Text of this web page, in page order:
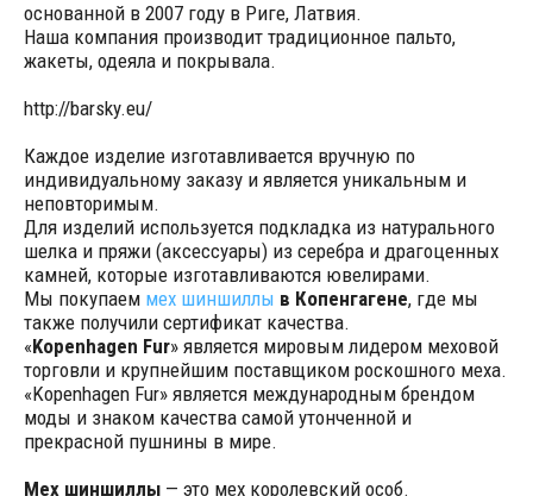
основанной в 2007 году в Риге, Латвия.
Наша компания производит традиционное пальто,
жакеты, одеяла и покрывала.
http://barsky.eu/
Каждое изделие изготавливается вручную по
индивидуальному заказу и является уникальным и
неповторимым.
Для изделий используется подкладка из натурального
шелка и пряжи (аксессуары) из серебра и драгоценных
камней, которые изготавливаются ювелирами.
Мы покупаем мех шиншиллы в Копенгагене, где мы
также получили сертификат качества.
«Kopenhagen Fur» является мировым лидером меховой
торговли и крупнейшим поставщиком роскошного меха.
«Kopenhagen Fur» является международным брендом
моды и знаком качества самой утонченной и
прекрасной пушнины в мире.
Мех шиншиллы— это мех королевский особ.